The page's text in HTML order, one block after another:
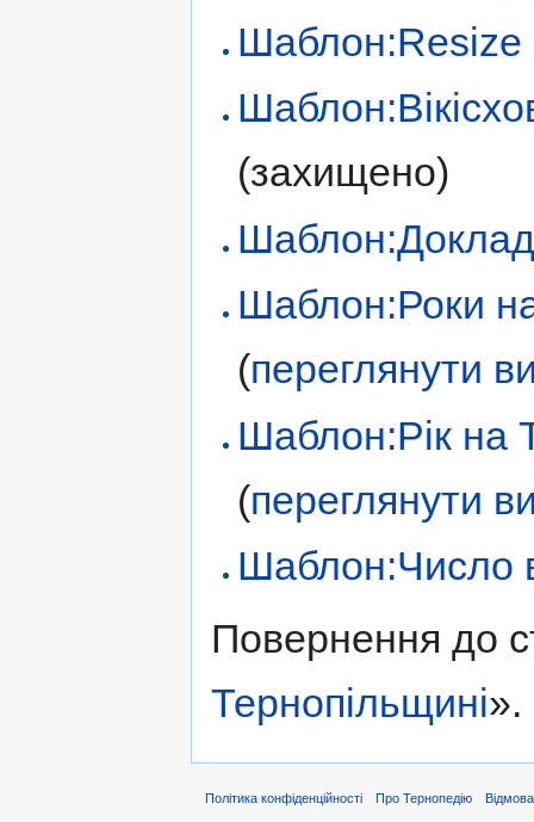
Шаблон:Resize
(захищено)
Шаблон:Роки
(переглянути
Шаблон:Рік на
(переглянути
Шаблон:Число
Повернення до
Тернопільщині».
Політика конфіденційності Про Тернопедію Відмова